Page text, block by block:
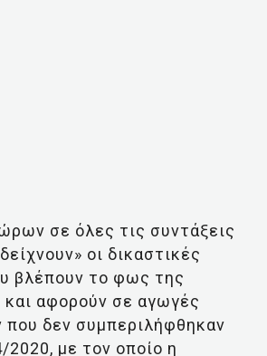
σε όλες τις συντάξεις
οι δικαστικές
βλέπουν το φως της
και αφορούν σε αγωγές
που δεν συμπεριλήφθηκαν
2020, με τον οποίο η